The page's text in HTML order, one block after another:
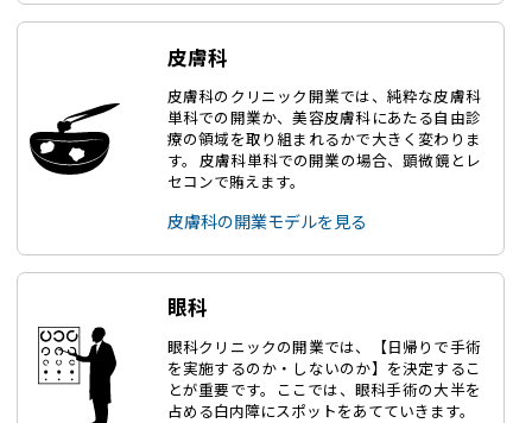
皮膚科
皮膚科のクリニック開業では、純粋な皮膚科
単科での開業か、美容皮膚科にあたる自由診
療の領域を取り組まれるかで大きく変わりま
す。 皮膚科単科での開業の場合、顕微鏡とレ
セコンで賄えます。
皮膚科の開業モデルを見る
眼科
眼科クリニックの開業では、【日帰りで手術
を実施するのか・しないのか】を決定するこ
とが重要です。ここでは、眼科手術の大半を
占める白内障にスポットをあてていきます。